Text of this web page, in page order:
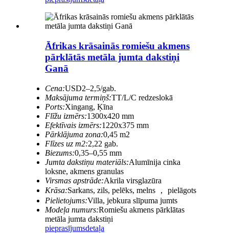
Āfrikas krāsainās romiešu akmens
pārklātās metāla jumta dakstiņi
Ganā
Cena:USD2–2,5/gab.
Maksājuma termiņš:TT/L/C redzeslokā
Ports:Xingang, Ķīna
Flīžu izmērs:1300x420 mm
Efektīvais izmērs:1220x375 mm
Pārklājuma zona:0,45 m2
Flīzes uz m2:2,22 gab.
Biezums:0,35–0,55 mm
Jumta dakstiņu materiāls:Alumīnija cinka
loksne, akmens granulas
Virsmas apstrāde:Akrila virsglazūra
Krāsa:Sarkans, zils, pelēks, melns ， pielāgots
Pielietojums:Villa, jebkura slīpuma jumts
Modeļa numurs:Romiešu akmens pārklātas
metāla jumta dakstiņi
pieprasījumsdetaļa